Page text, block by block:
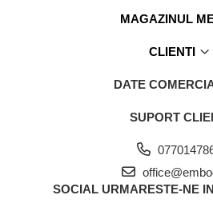
MAGAZINUL
CLIENTI
DATE
SUPORT
SOCIAL URMARESTE-NE